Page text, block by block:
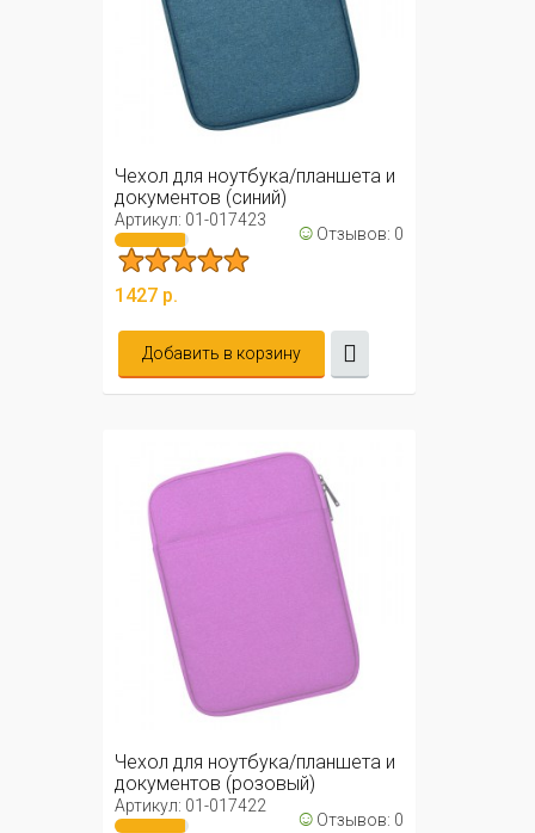
Чехол для ноутбука/планшета и
документов (синий)
Артикул: 01-017423 ☺ Отзывов: 0
1427 р.
Добавить в корзину
Чехол для ноутбука/планшета и
документов (розовый)
Артикул: 01-017422 ☺ Отзывов: 0